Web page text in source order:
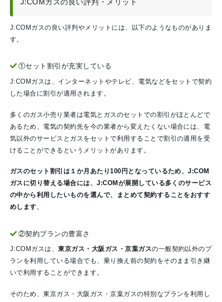
J:COMガスの良い評判・メリット
J:COMガスの良い評判やメリットには、以下のようなものがありま
す。
①セット割引が充実している
J:COMガスは、インターネットやテレビ、電気などをセットで契約
した場合に割引が適用されます。
多くのガス小売り業者は電気とガスのセットでの割引がほとんどで
あるため、電気の契約先を今の業者から変えたくない場合には、電
気以外のサービスとガスをセットで利用することで割引の適用を受
けることができるというメリットがあります。
ガスのセット割引は１か月あたり100円となっているため、J:COM
ガスに切り替える場合には、J:COMが展開している多くのサービス
の中から利用したいものを選んで、まとめて契約することをおすす
めします。
②契約プランの豊富さ
J:COMガスは、東京ガス・大阪ガス・京葉ガスの一般契約以外のプ
ランを利用している場合でも、乗り換え前の契約をそのまま引き継
いで利用することができます。
そのため、東京ガス・大阪ガス・京葉ガスの特別なプランを利用し